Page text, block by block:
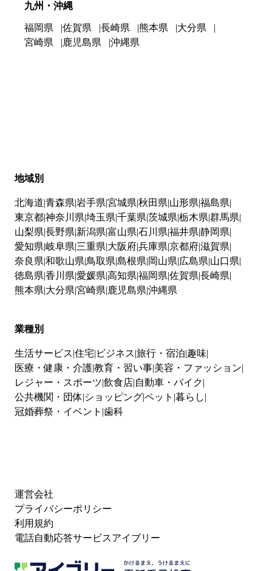
九州・沖縄
福岡県 佐賀県 長崎県 熊本県
大分県
宮崎県
鹿児島県 沖縄県
地域別
北海道 青森県 岩手県 宮城県 秋田県 山形県 福島県
東京都神奈川県 埼玉県 千葉県 茨城県 栃木県 群馬県
山梨県 長野県 新潟県 富山県 石川県 福井県 静岡県
愛知県 岐阜県 三重県 大阪府兵庫県 京都府滋賀県
奈良県 和歌山県 鳥取県 島根県 岡山県 広島県 山口県
徳島県 香川県 愛媛県 高知県 福岡県 佐賀県 長崎県
熊本県 大分県 宮崎県 鹿児島県 沖縄県
業種別
生活サービス 住宅 ビジネス 旅行・宿泊 趣味
医療・健康・介護教育・習い事 美容・ファッション
レジャー・スポーツ 飲食店 自動車・バイク
公共機関・団体 ショッピングペット 暮らし
冠婚葬祭・イベント 歯科
運営会社
プライバシーポリシー
利用規約
電話自動応答サービスアイブリー